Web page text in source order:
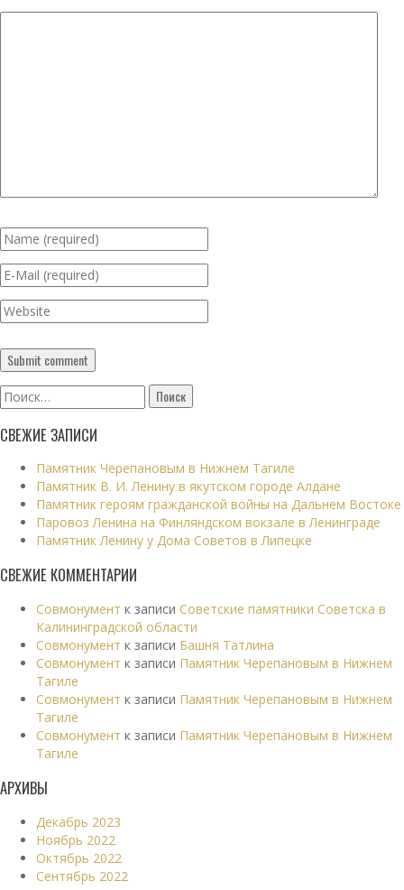
Найти:
СВЕЖИЕ ЗАПИСИ
Памятник Черепановым в Нижнем Тагиле
Памятник В. И. Ленину в якутском городе Алдане
Памятник героям гражданской войны на Дальнем Востоке
Паровоз Ленина на Финляндском вокзале в Ленинграде
Памятник Ленину у Дома Советов в Липецке
СВЕЖИЕ КОММЕНТАРИИ
Совмонумент к записи Советские памятники Советска в
Калининградской области
Совмонумент к записи Башня Татлина
Совмонумент к записи Памятник Черепановым в Нижнем
Тагиле
Совмонумент к записи Памятник Черепановым в Нижнем
Тагиле
Совмонумент к записи Памятник Черепановым в Нижнем
Тагиле
АРХИВЫ
Декабрь 2023
Ноябрь 2022
Октябрь 2022
Сентябрь 2022